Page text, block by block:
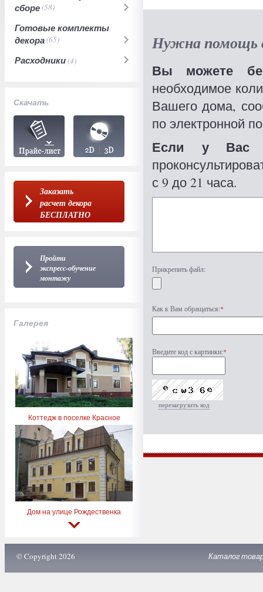
сборе(58)
Готовые комплекты
декора(65)
Расходники(4)
Скачать
Заказать
расчет декора
БЕСПЛАТНО
Пройти
экспресс-обучение
монтажу
Галерея
Коттедж в поселке Красное
Дом на улице Рождественка
Нужна помощь
Вы можете
необходимое
Вашего дома,
по электронной
Если у Вас
с 9 до 21 часа.
Прикрепить файл:
Как к Вам обращаться:*
Введите код с картинки:*
перезагрузить код
© Copyright 2026 Каталог